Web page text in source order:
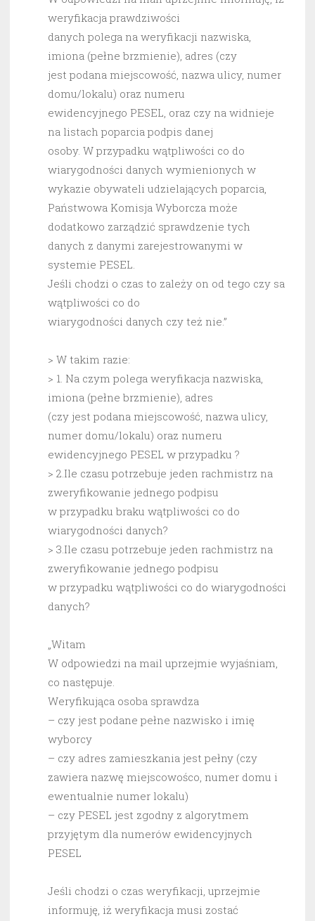
weryfikacja prawdziwości
danych polega na weryfikacji nazwiska,
imiona (pełne brzmienie), adres (czy
jest podana miejscowość, nazwa ulicy, numer
domu/lokalu) oraz numeru
ewidencyjnego PESEL, oraz czy na widnieje
na listach poparcia podpis danej
osoby. W przypadku wątpliwości co do
wiarygodności danych wymienionych w
wykazie obywateli udzielających poparcia,
Państwowa Komisja Wyborcza może
dodatkowo zarządzić sprawdzenie tych
danych z danymi zarejestrowanymi w
systemie PESEL.
Jeśli chodzi o czas to zależy on od tego czy sa
wątpliwości co do
wiarygodności danych czy też nie.”
> W takim razie:
> 1. Na czym polega weryfikacja nazwiska,
imiona (pełne brzmienie), adres
(czy jest podana miejscowość, nazwa ulicy,
numer domu/lokalu) oraz numeru
ewidencyjnego PESEL w przypadku ?
> 2.Ile czasu potrzebuje jeden rachmistrz na
zweryfikowanie jednego podpisu
w przypadku braku wątpliwości co do
wiarygodności danych?
> 3.Ile czasu potrzebuje jeden rachmistrz na
zweryfikowanie jednego podpisu
w przypadku wątpliwości co do wiarygodności
danych?
„Witam
W odpowiedzi na mail uprzejmie wyjaśniam,
co następuje.
Weryfikująca osoba sprawdza
– czy jest podane pełne nazwisko i imię
wyborcy
– czy adres zamieszkania jest pełny (czy
zawiera nazwę miejscowośco, numer domu i
ewentualnie numer lokalu)
– czy PESEL jest zgodny z algorytmem
przyjętym dla numerów ewidencyjnych
PESEL
Jeśli chodzi o czas weryfikacji, uprzejmie
informuję, iż weryfikacja musi zostać